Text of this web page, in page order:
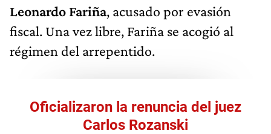
Leonardo Fariña, acusado por evasión
fiscal. Una vez libre, Fariña se acogió al
régimen del arrepentido.
Oficializaron la renuncia del juez
Carlos Rozanski